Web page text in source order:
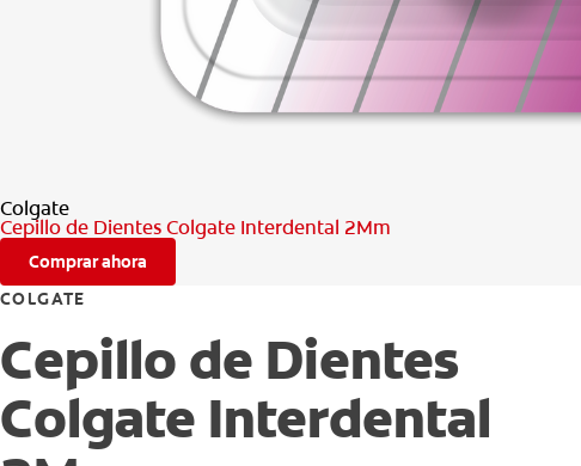
Colgate
Cepillo de Dientes Colgate Interdental 2Mm
Comprar ahora
COLGATE
Cepillo de Dientes
Colgate Interdental